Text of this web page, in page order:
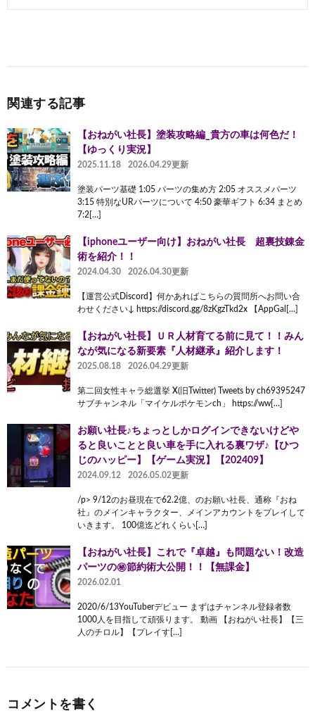
関連する記事
【おねがい社長】塗装攻略編_貴方の車は何色だ！
【ゆっくり実況】
2025.11.18 2026.04.29更新
塗装パーツ基礎 1:05 パーツの集め方 2:05 オススメパーツ
3:15 特別なURパーツについて 4:50 豪華ギフト 6:34 まとめ
7:2[…]
【iphoneユーザー向け】おねがい社長 超裏技錬金
術を紹介！！
2024.04.30 2026.04.30更新
【運営公式Discord】何かあればこちらの質問所へお問い合
わせください↓ https://discord.gg/8zKgzTkd2x 【AppGal[…]
【おねがい社長】ＵＲ人材育てる前に見て！！みん
なが気になる新要素『人材継承』紹介します！
2025.08.18 2026.04.29更新
第二回女性キャラ総選挙 X(旧Twitter) Tweets by ch69395247
サブチャンネル「マイケルポケモンch」 https://ww[…]
お願い社長♪ちょっとしかログインできないけどや
ると良いことと良い車を手に入れる裏ワザ♪【ひつ
じのハッピー】【ゲーム実況】【202409】
2024.09.12 2026.05.02更新
/p> 9/12のお昼現在で62.2億、のお願い社長、通称『おね
社』のメインキャラクター、メインアカウントをプレイして
いきます。 100億迄どれくらい[…]
【おねがい社長】これで『卓越』も問題ない！改造
パーツの㊙️節約術大公開！！【無課金】
2026.02.01
2020/6/13YouTuberデビュー まずはチャンネル登録者数
1000人を目指して頑張ります。 動画 【おねがい社長】【三
人のチロル】【プレイす[…]
コメントを書く